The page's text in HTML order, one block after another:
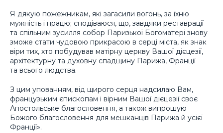
Я дякую пожежникам, які загасили вогонь, за їхню
мужність і працю; сподіваюся, що, завдяки реставрації
та спільним зусилля собор Паризької Богоматері знову
зможе стати чудовою прикрасою в серці міста, як знак
віри тих, хто побудував матірну церкву Вашої дієцезії,
архітектурну та духовну спадщину Парижа, Франції
та всього людства.
З цим упованням, від щирого серця надсилаю Вам,
французьким єпископам і вірним Вашої дієцезії своє
Апостольське благословення, а також випрошую
Божого благословення для мешканців Парижа й усієї
Франції».